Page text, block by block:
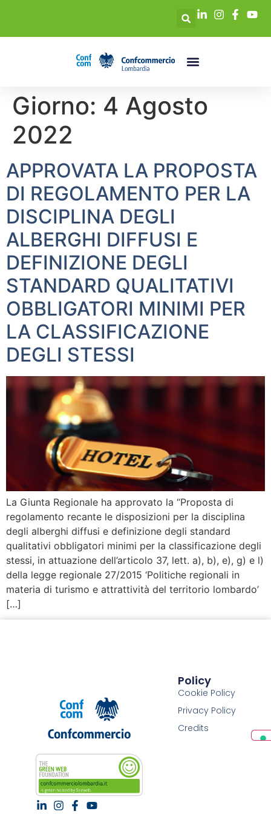
Giorno: 4 Agosto
2022
APPROVATA LA PROPOSTA
DI REGOLAMENTO PER LA
DISCIPLINA DEGLI
ALBERGHI DIFFUSI E
DEFINIZIONE DEGLI
STANDARD QUALITATIVI
OBBLIGATORI MINIMI PER
LA CLASSIFICAZIONE
DEGLI STESSI
La Giunta Regionale ha approvato la “Proposta di
regolamento recante le disposizioni per la disciplina
degli alberghi diffusi e definizione degli standard
qualitativi obbligatori minimi per la classificazione degli
stessi, in attuazione dell’articolo 37, lett. a), b), e), g) e l)
della legge regionale 27/2015 ‘Politiche regionali in
materia di turismo e attrattività del territorio lombardo’
[…]
Policy
Cookie Policy
Privacy Policy
Credits